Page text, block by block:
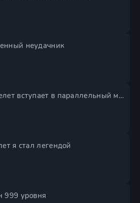
неудачник
Рыцарь-скелет вступает в параллельный мир 2 сезон
я стал легендой
999 уровня